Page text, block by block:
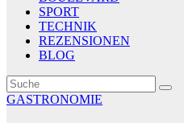
SPORT
TECHNIK
REZENSIONEN
BLOG
GASTRONOMIE